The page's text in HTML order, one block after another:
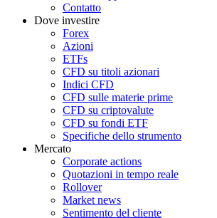
Contatto
Dove investire
Forex
Azioni
ETFs
CFD su titoli azionari
Indici CFD
CFD sulle materie prime
CFD su criptovalute
CFD su fondi ETF
Specifiche dello strumento
Mercato
Corporate actions
Quotazioni in tempo reale
Rollover
Market news
Sentimento del cliente